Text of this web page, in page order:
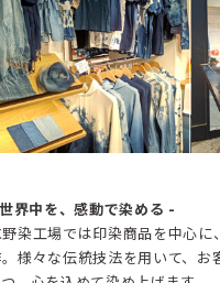
界中を、感動で染める -
染工場では印染商品を中心
様々な伝統技法を用いて、